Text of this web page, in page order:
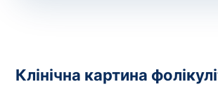
Клінічна картина